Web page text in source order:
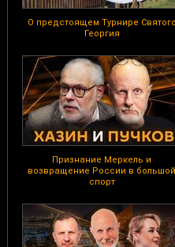
О предстоящем Турнире Святого
Георгия
Признание Меркель и
возвращение России в большой
спорт